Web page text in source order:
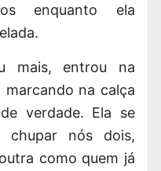
enquanto ela
mais, entrou na
na calça
verdade. Ela se
chupar nós dois,
como quem já